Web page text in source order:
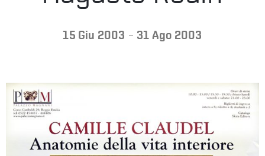
VISITA
15 Giu 2003 - 31 Ago 2003